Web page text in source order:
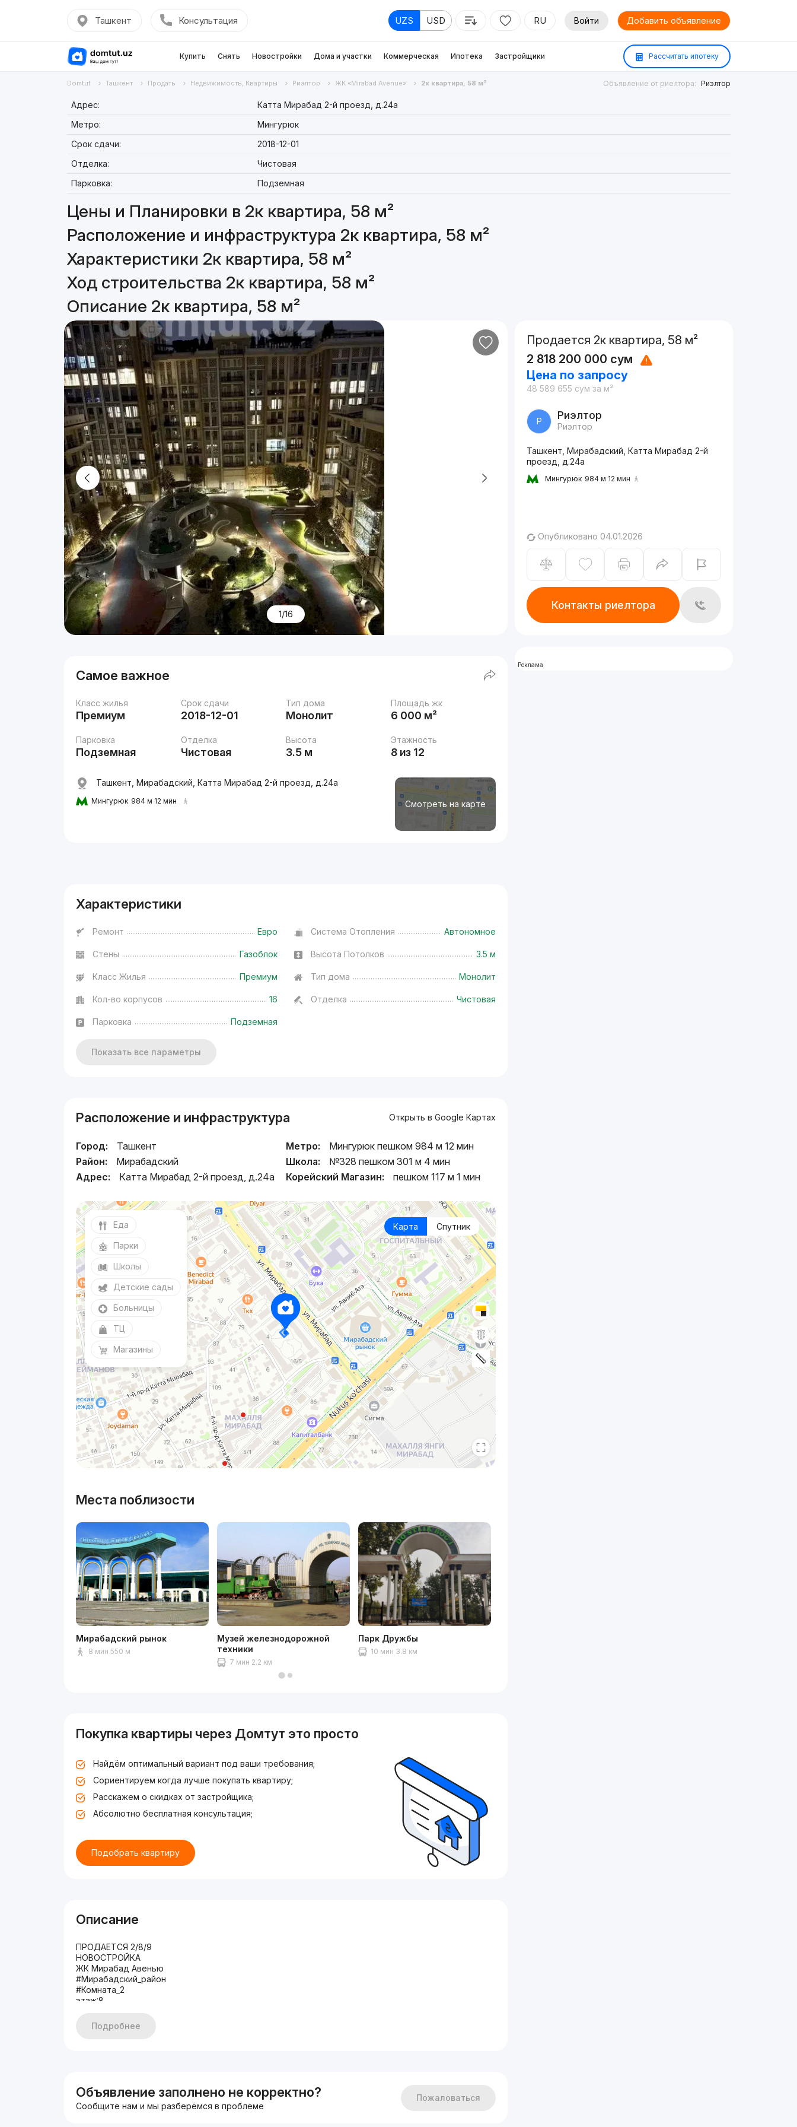
Ташкент Консультация UZS USD RU Войти Добавить объявление
Купить Снять Новостройки Дома и участки Коммерческая Ипотека Застройщики Рассчитать ипотеку
Domtut Ташкент Продать Недвижимость, Квартиры Риэлтор ЖК «Mirabad Avenue» 2к квартира, 58 м² Объявление от риелтора: Риэлтор
Адрес:
Катта Мирабад 2-й проезд, д.24a
Метро:
Мингурюк
Срок сдачи:
2018-12-01
Отделка:
Чистовая
Парковка:
Подземная
Цены и Планировки в 2к квартира, 58 м²
Расположение и инфраструктура 2к квартира, 58 м²
Характеристики 2к квартира, 58 м²
Ход строительства 2к квартира, 58 м²
Описание 2к квартира, 58 м²
1/16
Самое важное
Класс жилья
Премиум
Срок сдачи
2018-12-01
Тип дома
Монолит
Площадь жк
6 000 м²
Парковка
Подземная
Отделка
Чистовая
Высота
3.5 м
Этажность
8 из 12
Смотреть на карте
Ташкент, Мирабадский, Катта Мирабад 2-й проезд, д.24a
Мингурюк 984 м 12 мин
Характеристики
Ремонт Евро Система Отопления Автономное
Стены Газоблок Высота Потолков 3.5 м
Класс Жилья Премиум Тип дома Монолит
Кол-во корпусов 16 Отделка Чистовая
Парковка Подземная
Показать все параметры
Расположение и инфраструктура Открыть в Google Картах
Город:
Ташкент
Район:
Мирабадский
Адрес:
Катта Мирабад 2-й проезд, д.24a
Метро:
Мингурюк пешком 984 м 12 мин
Школа:
№328 пешком 301 м 4 мин
Корейский Магазин:
пешком 117 м 1 мин
Карта Спутник
Еда
Парки
Школы
Детские сады
Больницы
ТЦ
Магазины
Места поблизости
Мирабадский рынок
8 мин 550 м
Музей железнодорожной
техники
7 мин 2.2 км
Парк Дружбы
10 мин 3.8 км
Покупка квартиры через Домтут это просто
Найдём оптимальный вариант под ваши требования;
Сориентируем когда лучше покупать квартиру;
Расскажем о скидках от застройщика;
Абсолютно бесплатная консультация;
Подобрать квартиру
Описание
ПРОДАЕТСЯ 2/8/9
НОВОСТРОЙКА
ЖК Мирабад Авенью
#Мирабадский_район
#Комната_2
этаж:8
Общая площадь: 58,11м2
Состояние: евро ремонт
Tел:
Подробнее
Объявление заполнено не корректно?
Сообщите нам и мы разберёмся в проблеме
Пожаловаться
Продается 2к квартира, 58 м²
2 818 200 000 сум
Цена по запросу
48 589 655 сум за м²
Р Риэлтор
Риэлтор
Ташкент, Мирабадский, Катта Мирабад 2-й
проезд, д.24a
Мингурюк 984 м 12 мин
Опубликовано 04.01.2026
Контакты риелтора
Реклама